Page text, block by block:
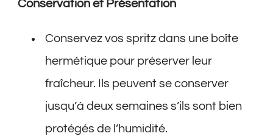
Conservation et Présentation
Conservez vos spritz dans une boîte
hermétique pour préserver leur
fraîcheur. Ils peuvent se conserver
jusqu’à deux semaines s’ils sont bien
protégés de l’humidité.